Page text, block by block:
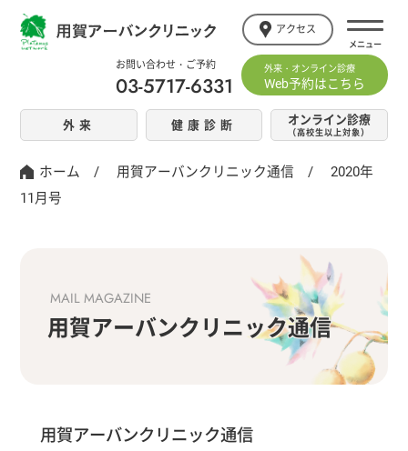
お問い合わせ・ご予約
03-5717-6331
外来・オンライン診療
Web予約はこちら
アクセス
外来 健康診断 オンライン診療
（高校生以上対象）
ホーム / 用賀アーバンクリニック通信 /2020年
11月号
MAIL MAGAZINE
用賀アーバンクリニック通信
用賀アーバンクリニック通信